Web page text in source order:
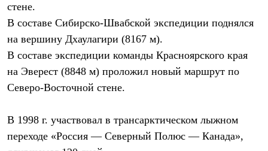
Утепленная пухом
Куртки
Жилеты
Утепленная синтетикой
Куртки
Штормовая одежда
Софтшелл одежда
Куртки
Брюки
Лёгкая одежда
стене.
В составе Сибирско-Швабской экспедиции поднялся
на вершину Дхаулагири (8167 м).
В составе экспедиции команды Красноярского края
на Эверест (8848 м) проложил новый маршрут по
Северо-Восточной стене.
В 1998 г. участвовал в трансарктическом лыжном
переходе «Россия — Северный Полюс — Канада»,